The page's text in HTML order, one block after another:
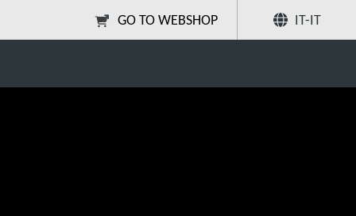
GO TO WEBSHOP IT-IT
Condividi